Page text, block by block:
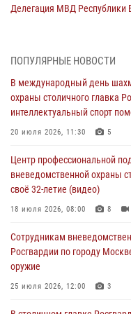
Делегация МВД Республики
управления Росгвардии по
чемпионате столичного
самбо (ВИДЕО)
04 августа 2026, 14:00
В Москве росгвардейцы
на охранника торгового
04 августа 2026, 08:00
находящегося в
03 августа 2026, 12:00
Московские росгвардейцы
ПОПУЛЯРНЫЕ НОВОСТИ
В международный день
охраны столичного главка
интеллектуальный спорт
20 июля 2026, 11:30 5
Центр профессиональной
вневедомственной охраны
своё 32-летие (видео)
18 июля 2026, 08:00 8
Сотрудникам
Росгвардии по городу
оружие
25 июля 2026, 12:00 3